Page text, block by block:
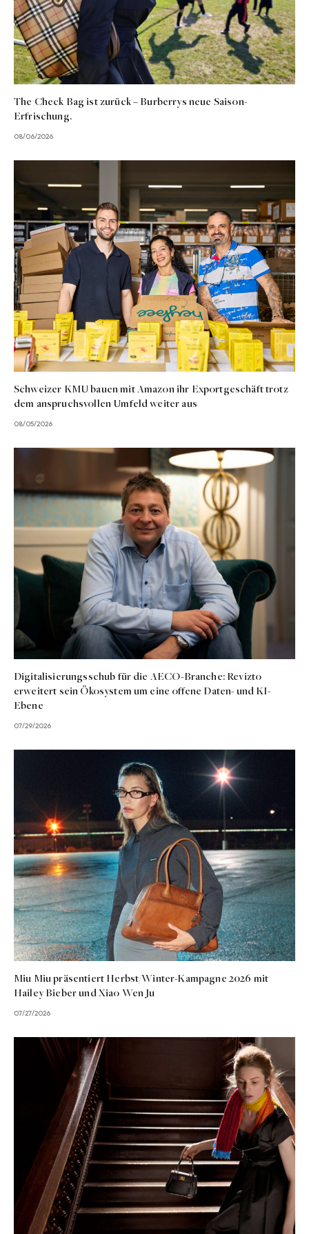
The Check Bag ist zurück – Burberrys neue Saison-
Erfrischung.
08/06/2026
Schweizer KMU bauen mit Amazon ihr Exportgeschäft trotz
dem anspruchsvollen Umfeld weiter aus
08/05/2026
Digitalisierungsschub für die AECO-Branche: Revizto
erweitert sein Ökosystem um eine offene Daten- und KI-
Ebene
07/29/2026
Miu Miu präsentiert Herbst/Winter-Kampagne 2026 mit
Hailey Bieber und Xiao Wen Ju
07/27/2026